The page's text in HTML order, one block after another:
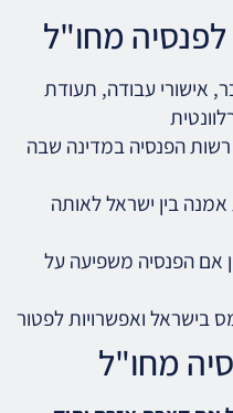
מחו"ל
אישורי עבודה, תעודת
רשות הפנסיה במדינה שבה
בין ישראל לאותה
אם הפנסיה משפיעה על
בישראל ואפשרויות לפטור
מחו"ל